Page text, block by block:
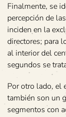
Finalmente, se
percepción de
inciden en la
directores; para
al interior del
segundos se
Por otro lado, el
también son un
segmentos con